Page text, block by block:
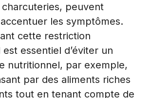
peuvent
les symptômes.
cette restriction
essentiel d’éviter un
nutritionnel, par exemple,
par des aliments riches
tout en tenant compte de